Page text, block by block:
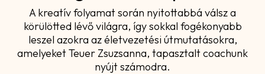
A kreatív folyamat során nyitottabbá válsz a
körülötted lévő világra, így sokkal fogékonyabb
leszel azokra az életvezetési útmutatásokra,
amelyeket Teuer Zsuzsanna, tapasztalt coachunk
nyújt számodra.